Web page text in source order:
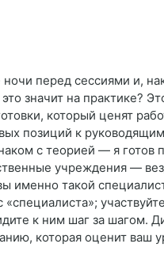
перед сессиями и,
значит на практике?
который ценят
позиций к
с теорией — я готов
учреждения —
именно такой
к ним шаг за шагом.
которая оценит ваш